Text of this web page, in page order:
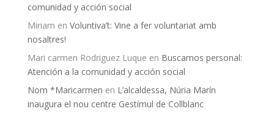
comunidad y acción social
Miriam en Voluntiva’t: Vine a fer voluntariat amb
nosaltres!
Mari carmen Rodriguez Luque en Buscamos personal:
Atención a la comunidad y acción social
Nom *Maricarmen en L’alcaldessa, Núria Marín
inaugura el nou centre Gestímul de Collblanc